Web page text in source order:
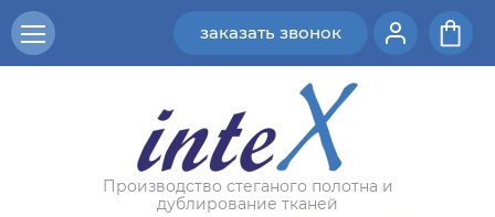
заказать звонок
Производство стеганого полотна и
дублирование тканей